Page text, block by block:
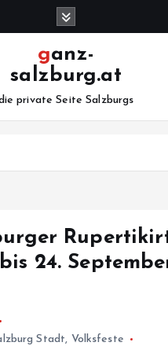
ganz-
salzburg.at
private Seite Salzburgs
24.
Stadt, Volksfeste